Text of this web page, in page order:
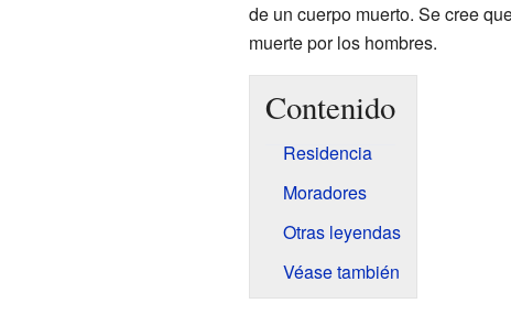
de un cuerpo muerto. Se cree
muerte por los hombres.
Contenido
Residencia
Moradores
Otras leyendas
Véase también